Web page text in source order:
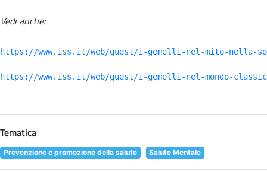
Vedi anche:
https://www.iss.it/web/guest/i-gemelli-nel-mito-nella-
https://www.iss.it/web/guest/i-gemelli-nel-mondo-
Tematica
Prevenzione e promozione della salute Salute Mentale